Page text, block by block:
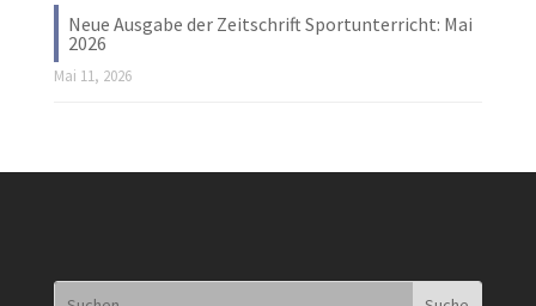
Neue Ausgabe der Zeitschrift Sportunterricht: Mai
2026
Mai 11, 2026